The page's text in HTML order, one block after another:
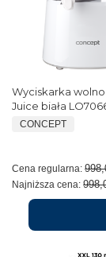
Wyciskarka
Juice biała
CONCEPT
Cena regularna:
Najniższa cena: